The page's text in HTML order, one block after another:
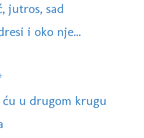
jutros, sad
i oko nje...
ću u drugom krugu